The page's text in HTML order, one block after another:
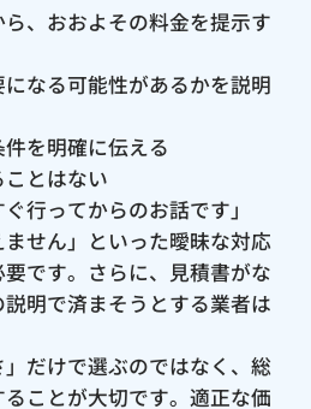
、おおよその料金を提示す
なる可能性があるかを説明
を明確に伝える
とはない
行ってからのお話です」
ません」といった曖昧な対応
です。さらに、見積書がな
明で済まそうとする業者は
だけで選ぶのではなく、総
ことが大切です。適正な価